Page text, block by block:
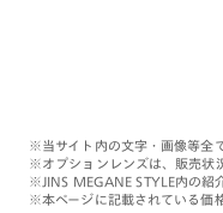
※当サイト内の文字・画像等全
※オプションレンズは、販売状
※JINS MEGANE STYLE内の紹
※本ページに記載されている価